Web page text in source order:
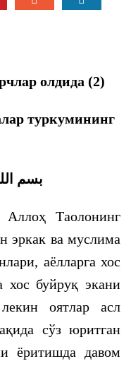
олдида (2)
туркумининг
بسم
Таолонинг
эркак ва муслима
аёлларга хос
хос буйруқ экани
оятлар асл
сўз юритган
ёритишда давом